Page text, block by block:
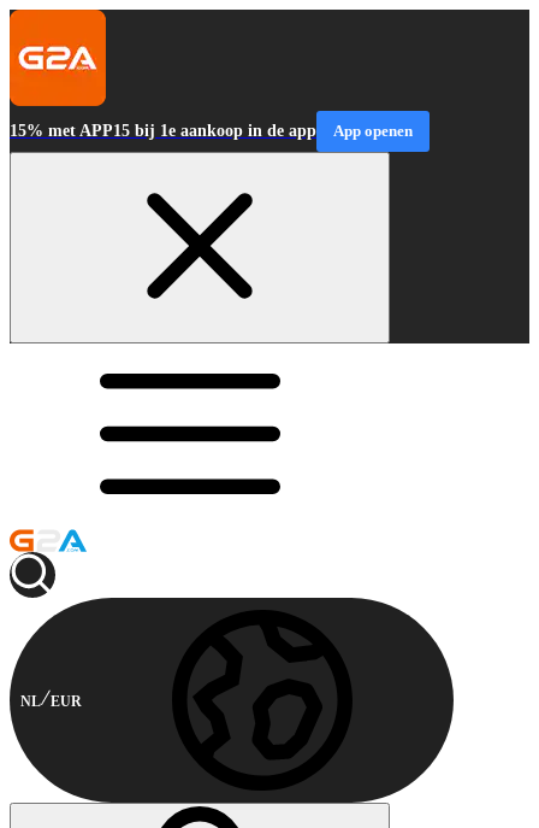
15% met APP15 bij 1e aankoop in de app App openen
NL EUR